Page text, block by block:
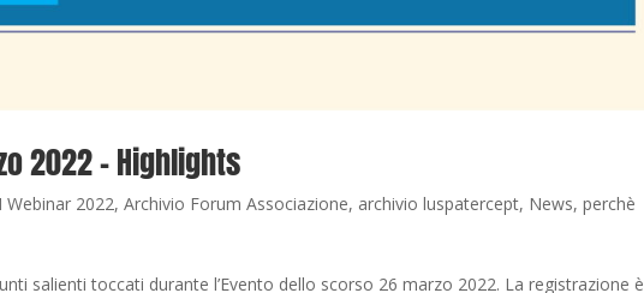
2022 – Highlights
Webinar 2022,Archivio Forum Associazione, archivio luspatercept, News,perchè
salienti toccati durante l’Evento dello scorso 26 marzo 2022. La registrazione è